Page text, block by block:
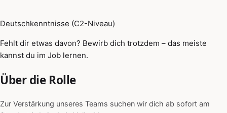
Deutschkenntnisse (C2-Niveau)
Fehlt dir etwas davon? Bewirb dich trotzdem – das meiste
kannst du im Job lernen.
Über die Rolle
Zur Verstärkung unseres Teams suchen wir dich ab sofort am